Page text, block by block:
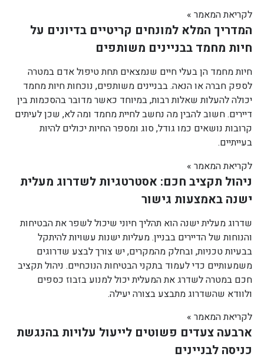
לקריאת המאמר »
המדריך המלא למונחים קריטיים בדיונים על
חיות מחמד בבניינים משותפים
חיות מחמד הן בעלי חיים שנמצאים תחת טיפול אדם במטרה
לספק חברה או הנאה. בבניינים משותפים, נוכחות חיות מחמד
יכולה להעלות שאלות רבות, במיוחד כאשר מדובר בהסכמות בין
דיירים. חשוב להבין מה נחשב לחיית מחמד ומה לא, שכן לעיתים
קרובות נושאים כמו גודל, סוג ומספר החיות יכולים להיות
בעייתיים.
לקריאת המאמר »
ניהול תקציב חכם: אסטרטגיות לשדרוג מעלית
ישנה באמצעות גישור
שדרוג מעלית ישנה הוא תהליך חיוני שיכול לשפר את הבטיחות
והנוחות של הדיירים בבניין. מעליות ישנות עשויות להיתקל
בבעיות טכניות, ובחלק מהמקרים, יש צורך לבצע שדרוגים
משמעותיים כדי לעמוד בתקני הבטיחות הנוכחיים. ניהול תקציב
חכם במטרה לשדרג את המעלית יכול למנוע בזבוז כספים
ולוודא שהשדרוג מתבצע בצורה יעילה.
לקריאת המאמר »
ארבעה צעדים פשוטים לייעול עלויות בהנגשת
כניסה לבניינים